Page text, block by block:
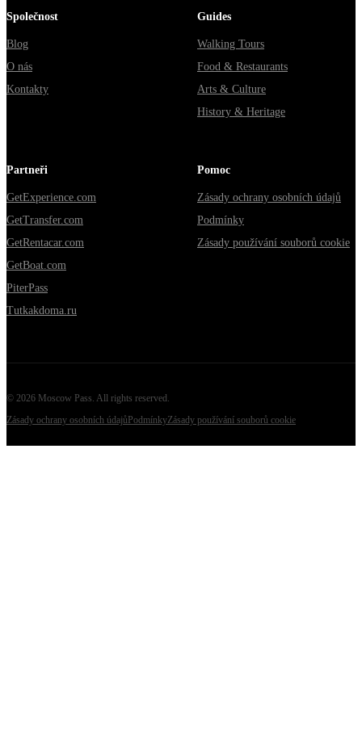
Společnost
Blog
O nás
Kontakty
Guides
Walking Tours
Food & Restaurants
Arts & Culture
History & Heritage
Partneři
GetExperience.com
GetTransfer.com
GetRentacar.com
GetBoat.com
PiterPass
Tutkakdoma.ru
Pomoc
Zásady ochrany osobních údajů
Podmínky
Zásady používání souborů cookie
© 2026 Moscow Pass . All rights reserved.
Zásady ochrany osobních údajůPodmínkyZásady používání souborů cookie